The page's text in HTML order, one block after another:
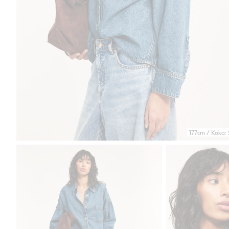
177cm / Koko: